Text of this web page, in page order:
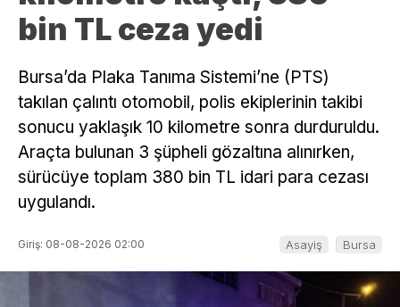
bin TL ceza yedi
Bursa’da Plaka Tanıma Sistemi’ne (PTS)
takılan çalıntı otomobil, polis ekiplerinin takibi
sonucu yaklaşık 10 kilometre sonra durduruldu.
Araçta bulunan 3 şüpheli gözaltına alınırken,
sürücüye toplam 380 bin TL idari para cezası
uygulandı.
Giriş: 08-08-2026 02:00 Asayiş Bursa